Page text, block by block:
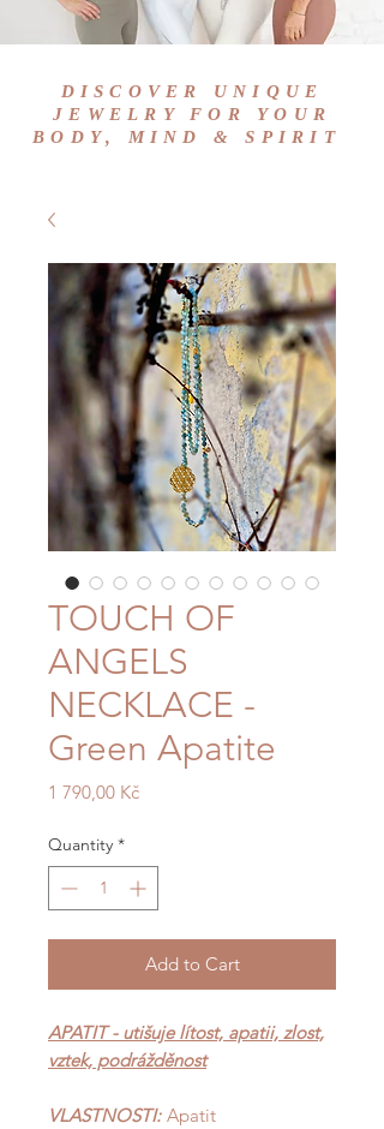
DISCOVER UNIQUE
JEWELRY FOR YOUR
BODY, MIND & SPIRIT
TOUCH OF
ANGELS
NECKLACE -
Green Apatite
1 790,00 KčPrice
Quantity *
Add to Cart
APATIT - utišuje lítost, apatii, zlost,
vztek, podrážděnost
VLASTNOSTI: Apatit